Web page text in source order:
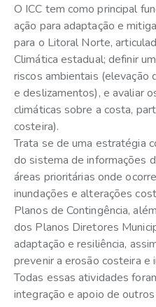
O ICC tem como principal
ação para adaptação e
para o Litoral Norte,
Climática estadual; definir
riscos ambientais (elevação
e deslizamentos), e avaliar
climáticas sobre a costa,
costeira).
Trata se de uma estratégia
do sistema de informações
áreas prioritárias onde
inundações e alterações
Planos de Contingência,
dos Planos Diretores
adaptação e resiliência,
prevenir a erosão costeira e
Todas essas atividades
integração e apoio de